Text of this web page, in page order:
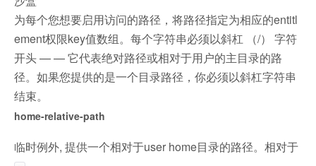
为每个您想要启用访问的路径 ， 将路径指定为相应的entitl
ement权限key值数组。 每个字符串必须以斜杠 （/）
字符
开头— —它代表绝对路径或相对于用户的主目录的路
径。 如果您提供的是一个目录路径 ， 你必须以斜杠字符串
结束。
home-relative-path
临时例外, 提供一个相对于user home目录的路径。相对于